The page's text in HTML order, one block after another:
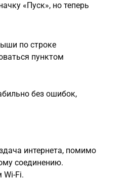
«Пуск», но теперь
по строке
пунктом
без ошибок,
интернета, помимо
соединению.
Fi.